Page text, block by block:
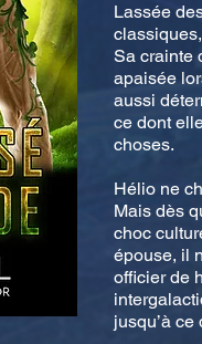
Lassée
Sa crainte
apaisée
aussi
ce dont
choses.
Hélio ne
Mais dès
choc
épouse, il
officier de
jusqu’à ce